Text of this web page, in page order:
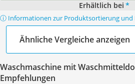
Erhältlich bei *
ⓘ Informationen zur Produktsortierung und
Ähnliche Vergleiche anzeigen
Waschmaschine mit
Empfehlungen